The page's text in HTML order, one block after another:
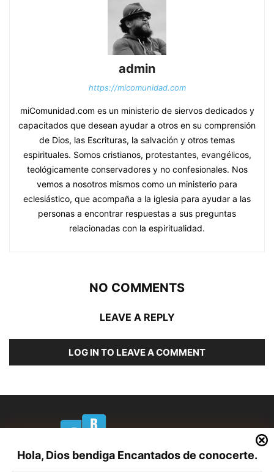
Hola, Dios bendiga Encantados de conocerte.
admin
https://micomunidad.com
miComunidad.com es un ministerio de siervos dedicados y
capacitados que desean ayudar a otros en su comprensión
de Dios, las Escrituras, la salvación y otros temas
espirituales. Somos cristianos, protestantes, evangélicos,
teológicamente conservadores y no confesionales. Nos
vemos a nosotros mismos como un ministerio para
eclesiástico, que acompaña a la iglesia para ayudar a las
personas a encontrar respuestas a sus preguntas
relacionadas con la espiritualidad.
NO COMMENTS
LEAVE A REPLY
LOG IN TO LEAVE A COMMENT